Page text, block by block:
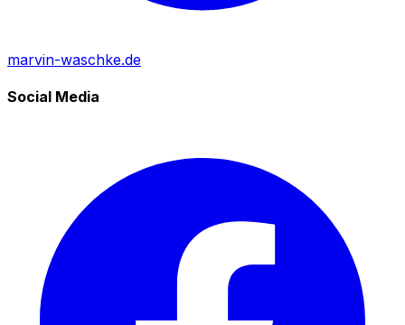
marvin-waschke.de
Social Media